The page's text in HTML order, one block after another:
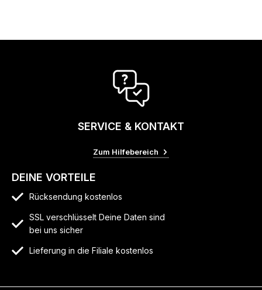
SERVICE & KONTAKT
Zum Hilfebereich
DEINE VORTEILE
Rücksendung kostenlos
SSL verschlüsselt Deine Daten sind
bei uns sicher
Lieferung in die Filiale kostenlos